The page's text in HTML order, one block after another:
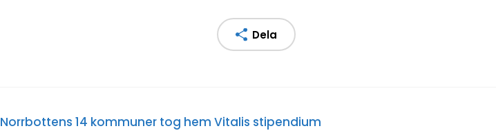
Dela
Norrbottens 14 kommuner tog hem Vitalis stipendium